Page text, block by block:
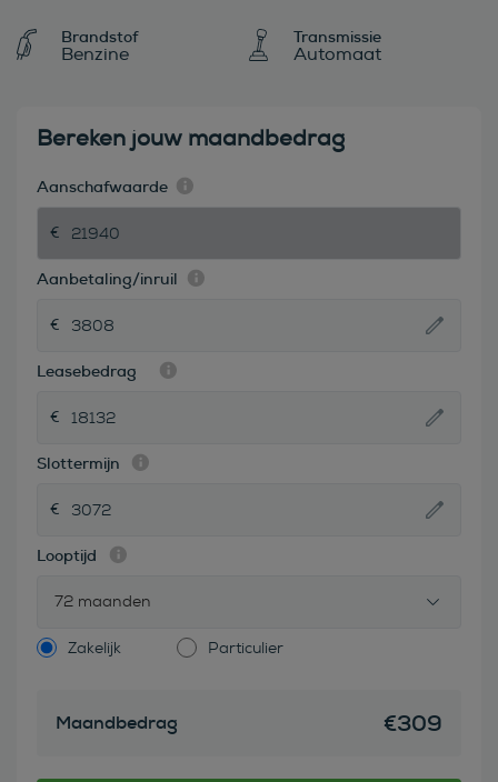
Brandstof
Benzine
Transmissie
Automaat
Bereken jouw maandbedrag
Aanschafwaarde
Aanbetaling/inruil
Leasebedrag
Slottermijn
Looptijd
72 maanden
Zakelijk Particulier
Maandbedrag €309